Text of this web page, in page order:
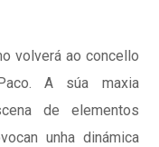
volverá ao concello
A súa maxia
de elementos
unha dinámica